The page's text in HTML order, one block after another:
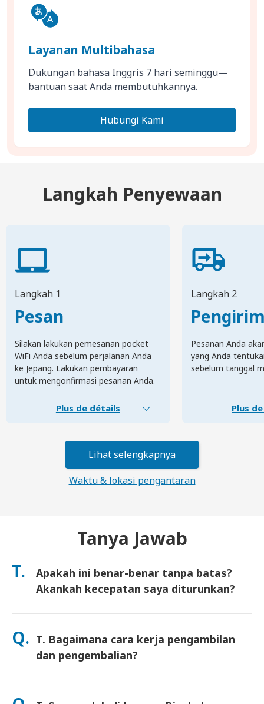
Layanan Multibahasa
Dukungan bahasa Inggris 7 hari seminggu—
bantuan saat Anda membutuhkannya.
Hubungi Kami
Langkah Penyewaan
Langkah 1
Pesan
Silakan lakukan pemesanan pocket
WiFi Anda sebelum perjalanan Anda
ke Jepang. Lakukan pembayaran
untuk mengonfirmasi pesanan Anda.
Plus de détails
Langkah 2
Pesanan Anda
yang Anda
sebelum tanggal
Plus
Lihat selengkapnya
Waktu & lokasi pengantaran
Tanya Jawab
T.
Apakah ini benar-benar tanpa batas?
Akankah kecepatan saya diturunkan?
Ya. Ini benar-benar tanpa batas dan kami tidak menerapkan
kecepatan buatan. Anda dapat menggunakan data sebanyak
yang Anda mau, sepanjang hari. (Seperti jaringan seluler
lainnya, kepadatan operator sementara dapat memengaruhi
Q. T. Bagaimana cara kerja pengambilan
dan pengembalian?
Ambil di bandara utama, atau pilih pengiriman ke hotel/rumah